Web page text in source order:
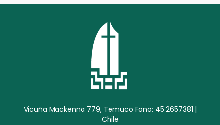
Vicuña Mackenna 779, Temuco Fono: 45 2657381 |
Chile